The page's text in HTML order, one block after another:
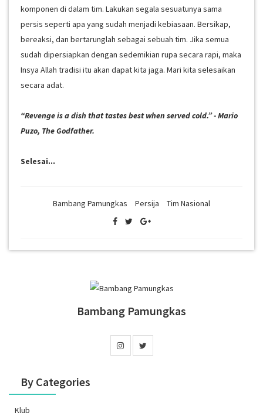
komponen di dalam tim. Lakukan segala sesuatunya sama
persis seperti apa yang sudah menjadi kebiasaan. Bersikap,
bereaksi, dan bertarunglah sebagai sebuah tim. Jika semua
sudah dipersiapkan dengan sedemikian rupa secara rapi, maka
Insya Allah tradisi itu akan dapat kita jaga. Mari kita selesaikan
secara adat.
“Revenge is a dish that tastes best when served cold.” - Mario
Puzo, The Godfather.
Selesai...
Bambang Pamungkas Persija Tim Nasional
Bambang Pamungkas
By Categories
Klub